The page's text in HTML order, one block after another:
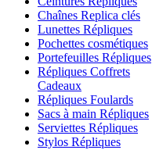
Chaînes Replica clés
Lunettes Répliques
Pochettes cosmétiques
Portefeuilles Répliques
Répliques Coffrets
Cadeaux
Répliques Foulards
Sacs à main Répliques
Serviettes Répliques
Stylos Répliques